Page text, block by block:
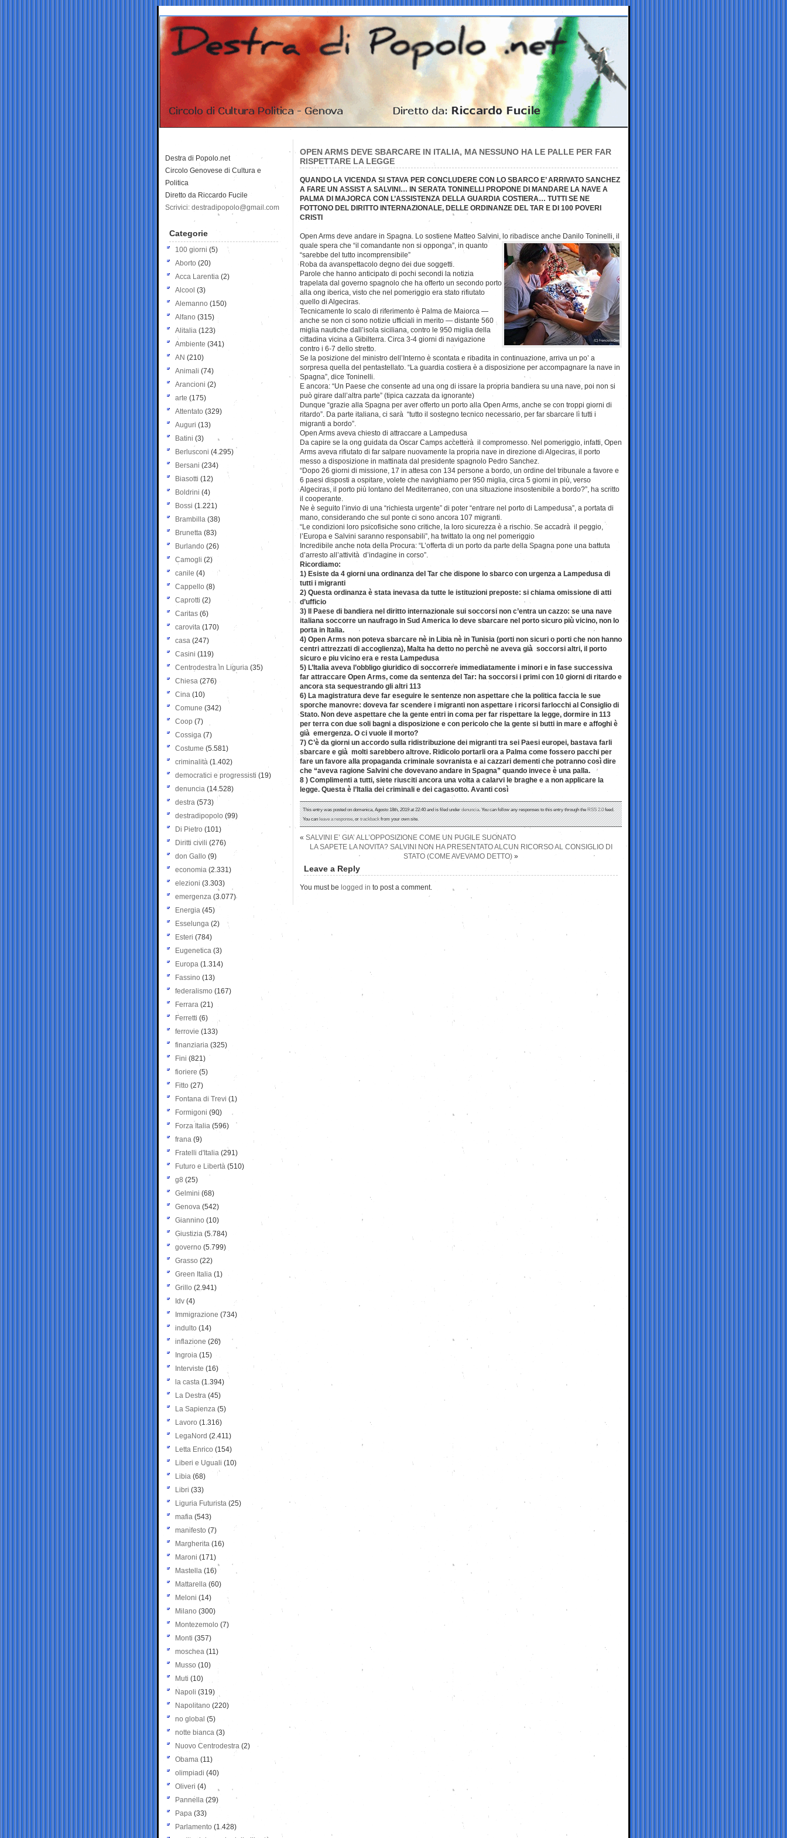
OPEN ARMS DEVE SBARCARE IN ITALIA, MA NESSUNO HA LE PALLE PER FAR
RISPETTARE LA LEGGE
QUANDO LA VICENDA SI STAVA PER CONCLUDERE CON LO SBARCO E’ ARRIVATO SANCHEZ
A FARE UN ASSIST A SALVINI… IN SERATA TONINELLI PROPONE DI MANDARE LA NAVE A
PALMA DI MAJORCA CON L’ASSISTENZA DELLA GUARDIA COSTIERA… TUTTI SE NE
FOTTONO DEL DIRITTO INTERNAZIONALE, DELLE ORDINANZE DEL TAR E DI 100 POVERI
CRISTI
Open Arms deve andare in Spagna. Lo sostiene Matteo Salvini, lo ribadisce anche Danilo Toninelli, il
quale spera che “il comandante non si opponga”, in quanto
“sarebbe del tutto incomprensibile”
Roba da avanspettacolo degno dei due soggetti.
Parole che hanno anticipato di pochi secondi la notizia
trapelata dal governo spagnolo che ha offerto un secondo porto
alla ong iberica, visto che nel pomeriggio era stato rifiutato
quello di Algeciras.
Tecnicamente lo scalo di riferimento è Palma de Maiorca —
anche se non ci sono notizie ufficiali in merito — distante 560
miglia nautiche dall’isola siciliana, contro le 950 miglia della
cittadina vicina a Gibilterra. Circa 3-4 giorni di navigazione
contro i 6-7 dello stretto.
Se la posizione del ministro dell’Interno è scontata e ribadita in continuazione, arriva un po’ a
sorpresa quella del pentastellato. “La guardia costiera è a disposizione per accompagnare la nave in
Spagna”, dice Toninelli.
E ancora: “Un Paese che consente ad una ong di issare la propria bandiera su una nave, poi non si
può girare dall’altra parte” (tipica cazzata da ignorante)
Dunque “grazie alla Spagna per aver offerto un porto alla Open Arms, anche se con troppi giorni di
ritardo”. Da parte italiana, ci sarà “tutto il sostegno tecnico necessario, per far sbarcare lì tutti i
migranti a bordo”.
Open Arms aveva chiesto di attraccare a Lampedusa
Da capire se la ong guidata da Oscar Camps accetterà il compromesso. Nel pomeriggio, infatti, Open
Arms aveva rifiutato di far salpare nuovamente la propria nave in direzione di Algeciras, il porto
messo a disposizione in mattinata dal presidente spagnolo Pedro Sanchez.
“Dopo 26 giorni di missione, 17 in attesa con 134 persone a bordo, un ordine del tribunale a favore e
6 paesi disposti a ospitare, volete che navighiamo per 950 miglia, circa 5 giorni in più, verso
Algeciras, il porto più lontano del Mediterraneo, con una situazione insostenibile a bordo?”, ha scritto
il cooperante.
Ne è seguito l’invio di una “richiesta urgente” di poter “entrare nel porto di Lampedusa”, a portata di
mano, considerando che sul ponte ci sono ancora 107 migranti.
“Le condizioni loro psicofisiche sono critiche, la loro sicurezza è a rischio. Se accadrà il peggio,
l’Europa e Salvini saranno responsabili”, ha twittato la ong nel pomeriggio
Incredibile anche nota della Procura: “L’offerta di un porto da parte della Spagna pone una battuta
d’arresto all’attività d’indagine in corso”.
Ricordiamo:
1) Esiste da 4 giorni una ordinanza del Tar che dispone lo sbarco con urgenza a Lampedusa di
tutti i migranti
2) Questa ordinanza è stata inevasa da tutte le istituzioni preposte: si chiama omissione di atti
d’ufficio
3) Il Paese di bandiera nel diritto internazionale sui soccorsi non c’entra un cazzo: se una nave
italiana soccorre un naufrago in Sud America lo deve sbarcare nel porto sicuro più vicino, non lo
porta in Italia.
4) Open Arms non poteva sbarcare nè in Libia nè in Tunisia (porti non sicuri o porti che non hanno
centri attrezzati di accoglienza), Malta ha detto no perchè ne aveva già soccorsi altri, il porto
sicuro e piu vicino era e resta Lampedusa
5) L’Italia aveva l’obbligo giuridico di soccorrere immediatamente i minori e in fase successiva
far attraccare Open Arms, come da sentenza del Tar: ha soccorsi i primi con 10 giorni di ritardo e
ancora sta sequestrando gli altri 113
6) La magistratura deve far eseguire le sentenze non aspettare che la politica faccia le sue
sporche manovre: doveva far scendere i migranti non aspettare i ricorsi farlocchi al Consiglio di
Stato. Non deve aspettare che la gente entri in coma per far rispettare la legge, dormire in 113
per terra con due soli bagni a disposizione e con pericolo che la gente si butti in mare e affoghi è
già emergenza. O ci vuole il morto?
7) C’è da giorni un accordo sulla ridistribuzione dei migranti tra sei Paesi europei, bastava farli
sbarcare e già molti sarebbero altrove. Ridicolo portarli ora a Palma come fossero pacchi per
fare un favore alla propaganda criminale sovranista e ai cazzari dementi che potranno così dire
che “aveva ragione Salvini che dovevano andare in Spagna” quando invece è una palla.
8 ) Complimenti a tutti, siete riusciti ancora una volta a calarvi le braghe e a non applicare la
legge. Questa è l’Italia dei criminali e dei cagasotto. Avanti così
This entry was posted on domenica, Agosto 18th, 2019 at 22:40 and is filed underdenuncia. You can follow any responses to this entry through theRSS 2.0feed.
You canleave a response, ortrackbackfrom your own site.
« SALVINI E’ GIA’ ALL’OPPOSIZIONE COME UN PUGILE SUONATO
LA SAPETE LA NOVITA? SALVINI NON HA PRESENTATO ALCUN RICORSO AL CONSIGLIO DI
STATO (COME AVEVAMO DETTO) »
Leave a Reply
You must be logged in to post a comment.
Destra di Popolo.net
Circolo Genovese di Cultura e
Politica
Diretto da Riccardo Fucile
Scrivici: destradipopolo@gmail.com
Categorie
100 giorni (5)
Aborto (20)
Acca Larentia (2)
Alcool (3)
Alemanno (150)
Alfano (315)
Alitalia (123)
Ambiente (341)
AN (210)
Animali (74)
Arancioni (2)
arte (175)
Attentato (329)
Auguri (13)
Batini (3)
Berlusconi (4.295)
Bersani (234)
Biasotti (12)
Boldrini (4)
Bossi (1.221)
Brambilla (38)
Brunetta (83)
Burlando (26)
Camogli (2)
canile (4)
Cappello (8)
Caprotti (2)
Caritas (6)
carovita (170)
casa (247)
Casini (119)
Centrodestra in Liguria (35)
Chiesa (276)
Cina (10)
Comune (342)
Coop (7)
Cossiga (7)
Costume (5.581)
criminalità (1.402)
democratici e progressisti (19)
denuncia (14.528)
destra (573)
destradipopolo (99)
Di Pietro (101)
Diritti civili (276)
don Gallo (9)
economia (2.331)
elezioni (3.303)
emergenza (3.077)
Energia (45)
Esselunga (2)
Esteri (784)
Eugenetica (3)
Europa (1.314)
Fassino (13)
federalismo (167)
Ferrara (21)
Ferretti (6)
ferrovie (133)
finanziaria (325)
Fini (821)
fioriere (5)
Fitto (27)
Fontana di Trevi (1)
Formigoni (90)
Forza Italia (596)
frana (9)
Fratelli d'Italia (291)
Futuro e Libertà (510)
g8 (25)
Gelmini (68)
Genova (542)
Giannino (10)
Giustizia (5.784)
governo (5.799)
Grasso (22)
Green Italia (1)
Grillo (2.941)
Idv (4)
Immigrazione (734)
indulto (14)
inflazione (26)
Ingroia (15)
Interviste (16)
la casta (1.394)
La Destra (45)
La Sapienza (5)
Lavoro (1.316)
LegaNord (2.411)
Letta Enrico (154)
Liberi e Uguali (10)
Libia (68)
Libri (33)
Liguria Futurista (25)
mafia (543)
manifesto (7)
Margherita (16)
Maroni (171)
Mastella (16)
Mattarella (60)
Meloni (14)
Milano (300)
Montezemolo (7)
Monti (357)
moschea (11)
Musso (10)
Muti (10)
Napoli (319)
Napolitano (220)
no global (5)
notte bianca (3)
Nuovo Centrodestra (2)
Obama (11)
olimpiadi (40)
Oliveri (4)
Pannella (29)
Papa (33)
Parlamento (1.428)